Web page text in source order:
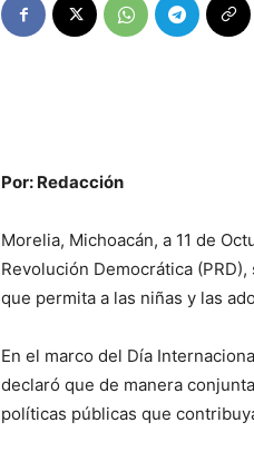
Por: Redacción
Morelia, Michoacán, a 11 de
Revolución Democrática
que permita a las niñas y las
En el marco del Día
declaró que de manera
políticas públicas que